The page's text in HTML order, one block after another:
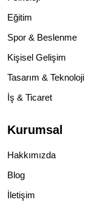
Eğitim
Spor & Beslenme
Kişisel Gelişim
Tasarım & Teknoloji
İş & Ticaret
Kurumsal
Hakkımızda
Blog
İletişim